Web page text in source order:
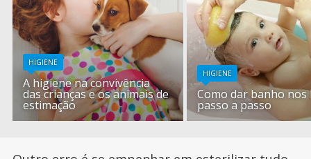
HIGIENE
A higiene na convivência
das crianças e os animais de
estimação
HIGIENE
Como dar banho nos
passo a passo